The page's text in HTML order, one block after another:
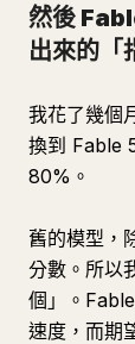
然後
出來的「
我花了幾個
換到 Fable
80%。
舊的模型，
分數。所以
個」。
速度，而期